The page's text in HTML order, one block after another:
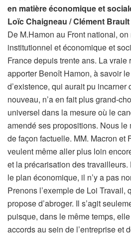
en matière économique et
Loïc Chaigneau / Clément Brault
De M.Hamon au Front national,
institutionnel et économique et
France depuis trente ans. La vraie
apporter Benoît Hamon, à savoir
d’existence, qui aurait pu incarner
nouveau, n’a en fait plus grand-
universel dans la mesure où le
amendé ses propositions. Nous
de façon factuelle. MM. Macron et
veulent même aller plus loin
et la précarisation des
le plan économique, il n’y a pas
Prenons l’exemple de Loi Travail,
propose d’abroger. Il s’agit
puisque, dans le même temps,
accords au sein de l’entreprise et